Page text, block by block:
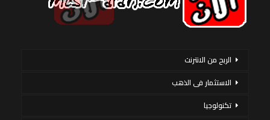
الربح من الانترنت
الاستثمار فى الذهب
تكنولوجيا